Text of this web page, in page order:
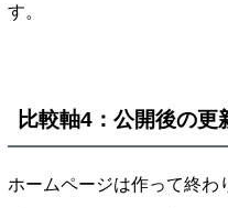
す。
比較軸4：公開後の更
ホームページは作って終わ